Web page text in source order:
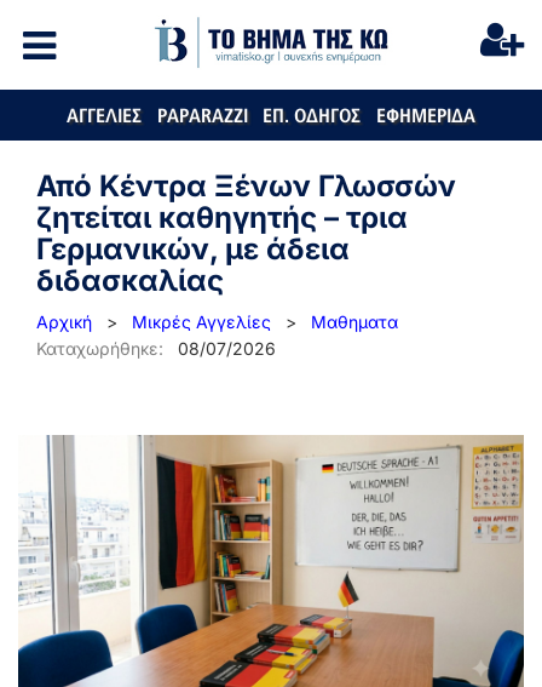
ΑΓΓΕΛΙΕΣ PAPARAZZI ΕΠ. ΟΔΗΓΟΣ ΕΦΗΜΕΡΙΔΑ
Από Κέντρα Ξένων Γλωσσών
ζητείται καθηγητής – τρια
Γερμανικών, με άδεια
διδασκαλίας
Αρχική > Μικρές Αγγελίες > Μαθηματα
Καταχωρήθηκε:
08/07/2026